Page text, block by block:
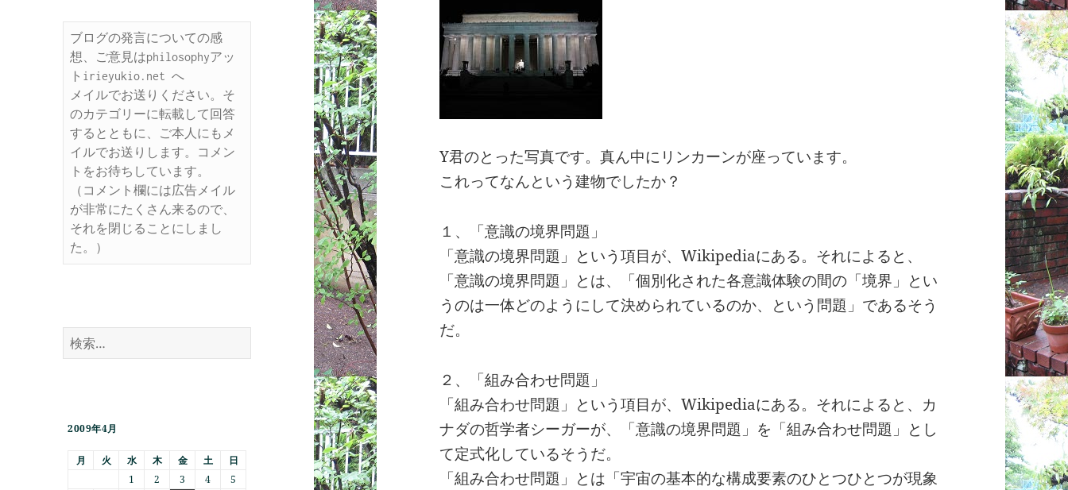
ブログの発言についての感
想、ご意見はphilosophyアッ
トirieyukio.net へ
メイルでお送りください。そ
のカテゴリーに転載して回答
するとともに、ご本人にもメ
イルでお送りします。コメン
トをお待ちしています。
（コメント欄には広告メイル
が非常にたくさん来るので、
それを閉じることにしまし
た。）
検
索:
2009年4月
月 火 水 木 金 土
日
1
2 3 4
5
Y君のとった写真です。真ん中にリンカーンが座っています。
これってなんという建物でしたか？
１、「意識の境界問題」
「意識の境界問題」という項目が、Wikipediaにある。それによると、
「意識の境界問題」とは、「個別化された各意識体験の間の「境界」とい
うのは一体どのようにして決められているのか、という問題」であるそう
だ。
２、「組み合わせ問題」
「組み合わせ問題」という項目が、Wikipediaにある。それによると、カ
ナダの哲学者シーガーが、「意識の境界問題」を「組み合わせ問題」とし
て定式化しているそうだ。
「組み合わせ問題」とは「宇宙の基本的な構成要素のひとつひとつが現象